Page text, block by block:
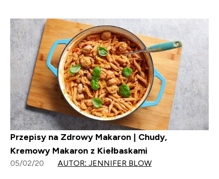
Przepisy na Zdrowy Makaron | Chudy,
Kremowy Makaron z Kiełbaskami
05/02/20 AUTOR: JENNIFER BLOW